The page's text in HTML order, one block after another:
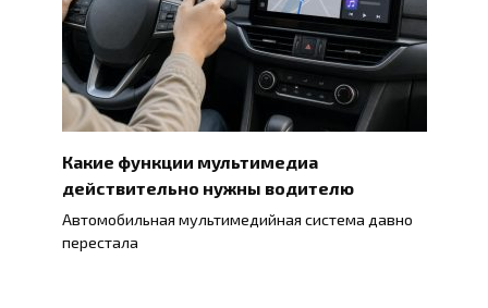
Какие функции мультимедиа
действительно нужны водителю
Автомобильная мультимедийная система давно
перестала